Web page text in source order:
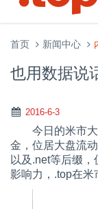
首页 新闻中心
也用数据说
2016-6-3
今日的米市
金，位居大盘流
以及.net等后缀
影响力，.top在米